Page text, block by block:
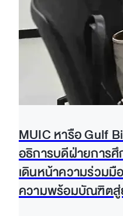
MUIC หารือ Gulf
อธิการบดีฝ่ายการ
เดินหน้าความร่วมมื
ความพร้อมบัณฑิต